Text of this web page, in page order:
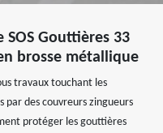
SOS Gouttières 33
brosse métallique
travaux touchant les
par des couvreurs zingueurs
protéger les gouttières